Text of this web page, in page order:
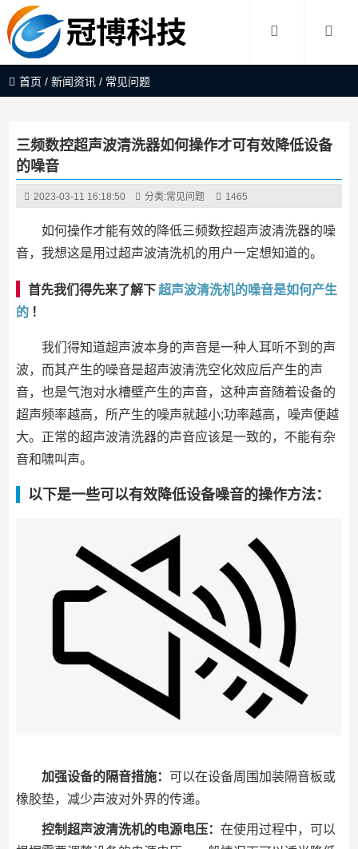
首页 /新闻资讯 / 常见问题
三频数控超声波清洗器如何操作才可有效降低设备
的噪音
2023-03-11 16:18:50 分类:常见问题 1465
如何操作才能有效的降低三频数控超声波清洗器的噪
音，我想这是用过超声波清洗机的用户一定想知道的。
首先我们得先来了解下超声波清洗机的噪音是如何产生
的 ！
我们得知道超声波本身的声音是一种人耳听不到的声
波，而其产生的噪音是超声波清洗空化效应后产生的声
音，也是气泡对水槽壁产生的声音，这种声音随着设备的
超声频率越高，所产生的噪声就越小;功率越高，噪声便越
大。正常的超声波清洗器的声音应该是一致的，不能有杂
音和啸叫声。
以下是一些可以有效降低设备噪音的操作方法：
加强设备的隔音措施： 可以在设备周围加装隔音板或
橡胶垫，减少声波对外界的传递。
控制超声波清洗机的电源电压： 在使用过程中，可以